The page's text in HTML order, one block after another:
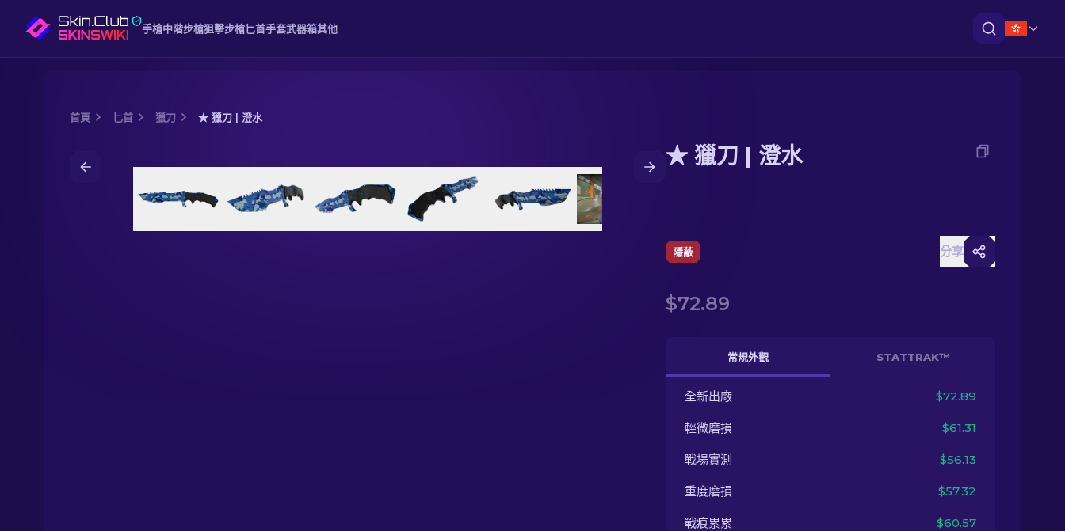
手槍中階步槍狙擊步槍 匕首手套武器箱其他
首頁 匕首 獵刀 ★ 獵刀 | 澄水
★ 獵刀 | 澄水
隱蔽 分享
$72.89
常規外觀 STATTRAK™
全新出廠 $72.89
輕微磨損 $61.31
戰場實測 $56.13
重度磨損 $57.32
戰痕累累 $60.57